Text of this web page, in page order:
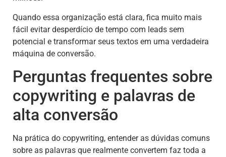
Quando essa organização está clara, fica muito mais
fácil evitar desperdício de tempo com leads sem
potencial e transformar seus textos em uma verdadeira
máquina de conversão.
Perguntas frequentes sobre
copywriting e palavras de
alta conversão
Na prática do copywriting, entender as dúvidas comuns
sobre as palavras que realmente convertem faz toda a